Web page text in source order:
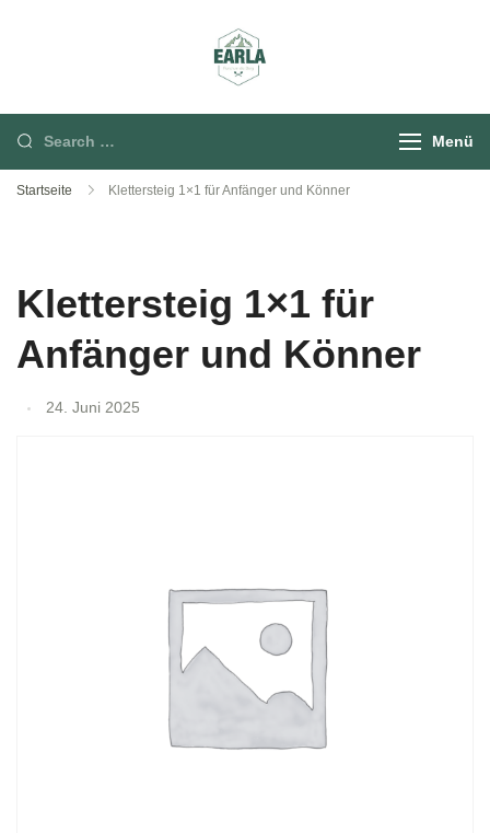
Menü
Startseite Klettersteig 1×1 für Anfänger und Könner
Klettersteig 1×1 für
Anfänger und Könner
24. Juni 2025